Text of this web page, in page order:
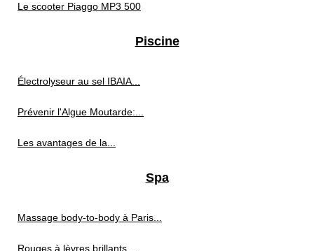
Le scooter Piaggo MP3 500
Piscine
Électrolyseur au sel IBAIA...
Prévenir l'Algue Moutarde:...
Les avantages de la...
Spa
Massage body-to-body à Paris...
Rouges à lèvres brillants...